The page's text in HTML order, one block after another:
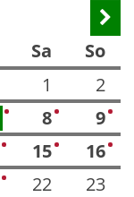
Sa
So
1
2
4 8 4 9 5
3 15 4 16 4
3 22
23